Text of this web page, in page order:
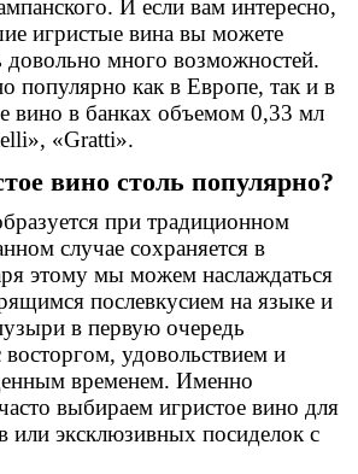
И если вам интересно,
игристые вина вы можете
довольно много возможностей.
популярно как в Европе, так и в
вино в банках объемом 0,33 мл
», «Gratti».
вино столь популярно?
при традиционном
случае сохраняется в
этому мы можем наслаждаться
послевкусием на языке и
в первую очередь
удовольствием и
временем. Именно
выбираем игристое вино для
или эксклюзивных посиделок с